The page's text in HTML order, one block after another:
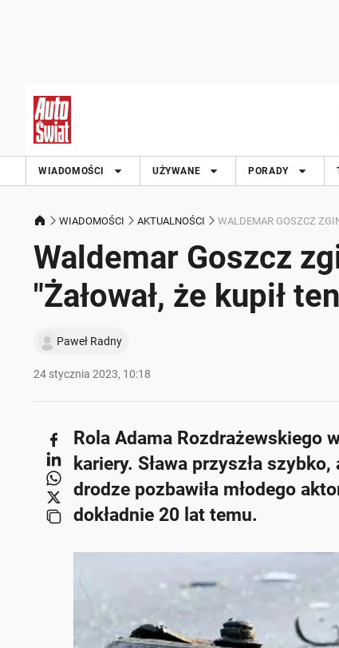
WIADOMOŚCI UŻYWANE PORADY
WIADOMOŚCI AKTUALNOŚCI WALDEMAR GOSZCZ
Waldemar Goszcz
"Żałował, że kupił
Paweł Radny
24 stycznia 2023, 10:18
Rola Adama Rozdrażewskiego
kariery. Sława przyszła
drodze pozbawiła młodego
dokładnie 20 lat temu.